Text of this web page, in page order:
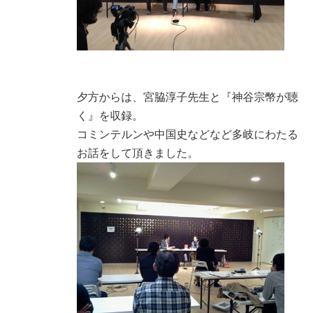
夕方からは、宮脇淳子先生と『神谷宗幣が聴
く』を収録。
コミンテルンや中国史などなど多岐にわたる
お話をして頂きました。